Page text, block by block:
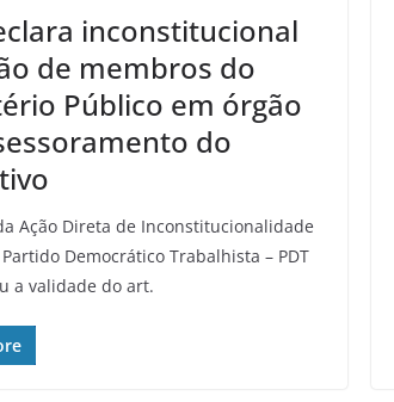
inconstitucional
de membros do
Público em órgão
do
Ação Direta de Inconstitucionalidade
Partido Democrático Trabalhista – PDT
a validade do art.